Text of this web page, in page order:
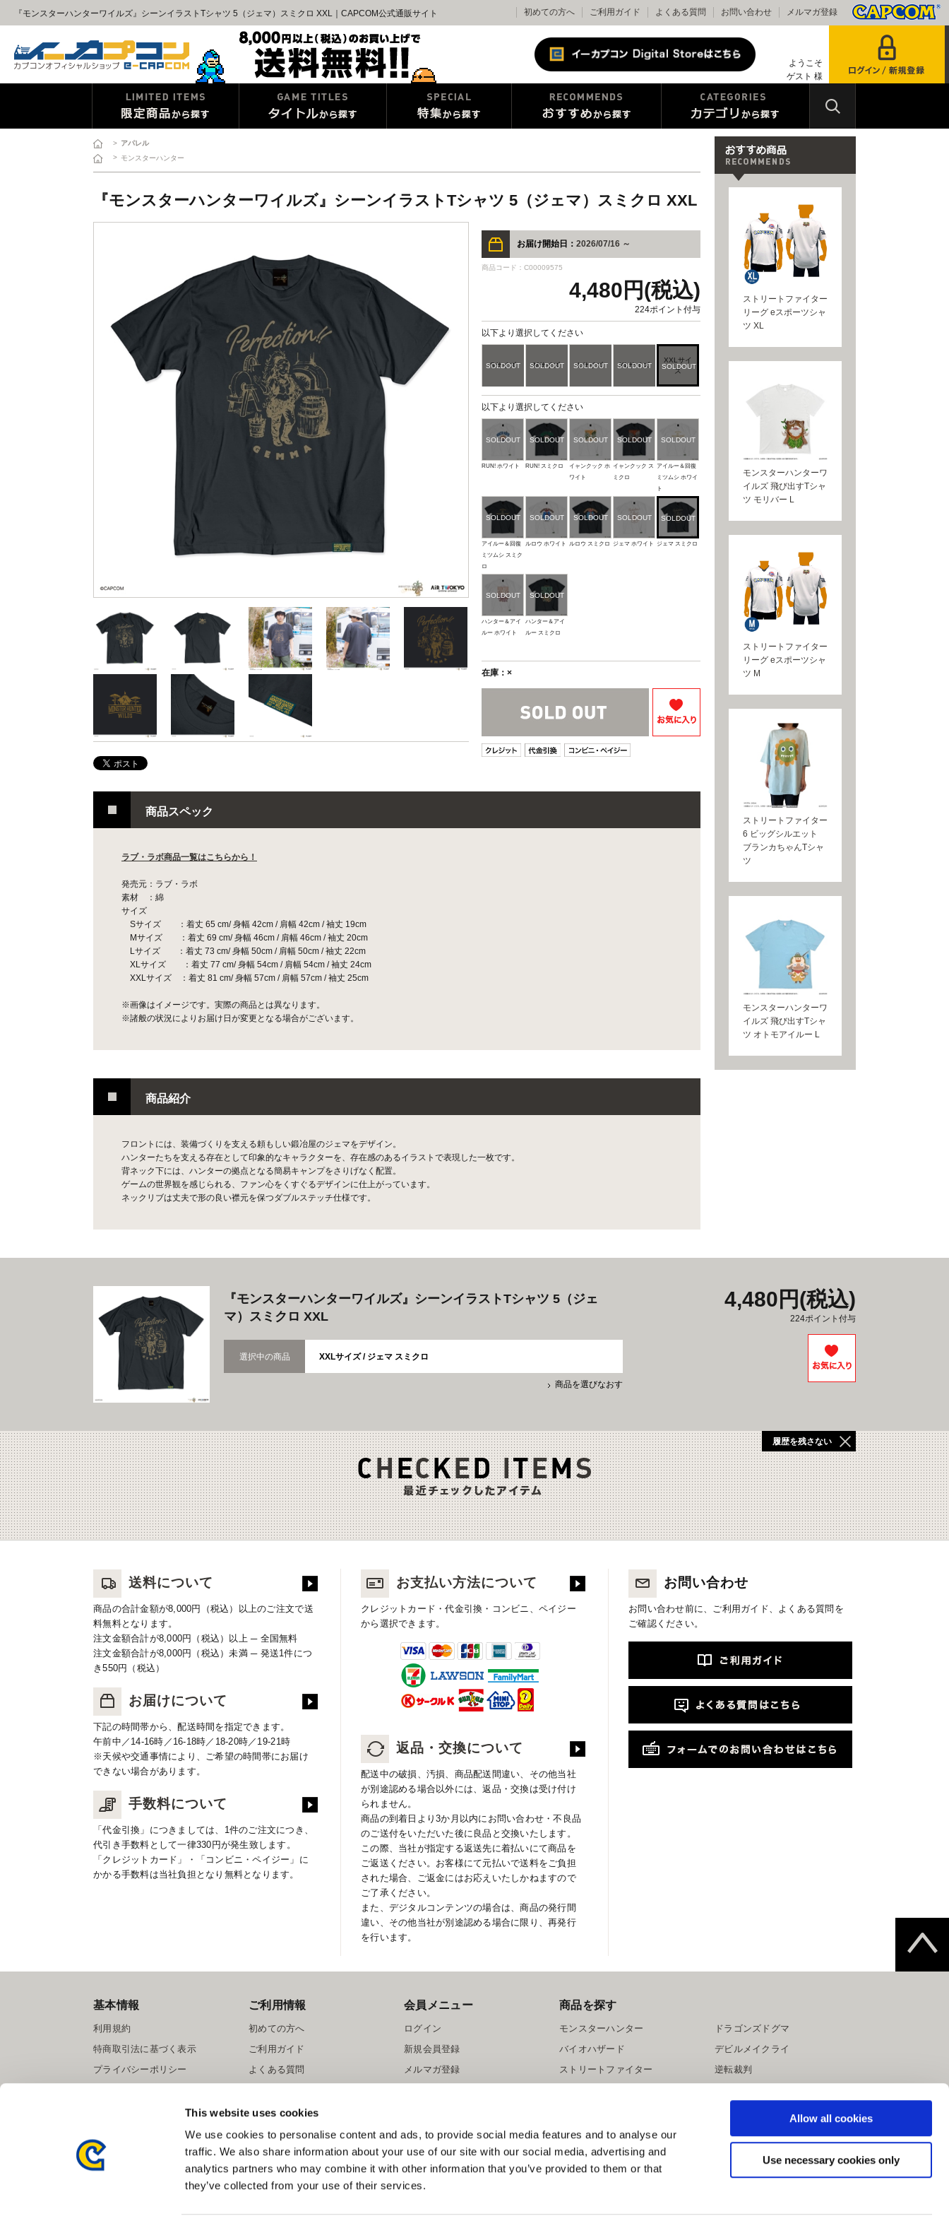
This website uses cookies
We use cookies to personalise content and ads, to provide social media features and to analyse our
traffic. We also share information about your use of our site with our social media, advertising and
analytics partners who may combine it with other information that you’ve provided to them or that
they’ve collected from your use of their services.
Allow all cookies
Use necessary cookies only
『モンスターハンターワイルズ』シーンイラストTシャツ 5（ジェマ）スミクロ XXL｜CAPCOM公式通販サイト 初めての方へ ご利用ガイド よくある質問 お問い合わせ メルマガ登録
ようこそ
ゲスト 様
> アパレル
> モンスターハンター
『モンスターハンターワイルズ』シーンイラストTシャツ 5（ジェマ）スミクロ XXL
お届け開始日： 2026/07/16 ～
商品コード：C00009575
4,480円(税込)
224ポイント付与
以下より選択してください
Sサイズ Mサイズ Lサイズ XLサイズ
XXLサイ
ズ
以下より選択してください
RUN! ホワイト RUN! スミクロ
イャンクック ホ
ワイト
イャンクック ス
ミクロ
アイルー＆回復
ミツムシ ホワイ
ト
アイルー＆回復
ミツムシ スミク
ロ
ルロウ ホワイト ルロウ スミクロ ジェマ ホワイト ジェマ スミクロ
ハンター＆アイ
ルー ホワイト
ハンター＆アイ
ルー スミクロ
在庫：×
商品スペック
ラブ・ラボ商品一覧はこちらから！
発売元：ラブ・ラボ
素材 ：綿
サイズ
Sサイズ ：着丈 65 cm/ 身幅 42cm / 肩幅 42cm / 袖丈 19cm
Mサイズ ：着丈 69 cm/ 身幅 46cm / 肩幅 46cm / 袖丈 20cm
Lサイズ ：着丈 73 cm/ 身幅 50cm / 肩幅 50cm / 袖丈 22cm
XLサイズ ：着丈 77 cm/ 身幅 54cm / 肩幅 54cm / 袖丈 24cm
XXLサイズ ：着丈 81 cm/ 身幅 57cm / 肩幅 57cm / 袖丈 25cm
※画像はイメージです。実際の商品とは異なります。
※諸般の状況によりお届け日が変更となる場合がございます。
商品紹介
フロントには、装備づくりを支える頼もしい鍛冶屋のジェマをデザイン。
ハンターたちを支える存在として印象的なキャラクターを、存在感のあるイラストで表現した一枚です。
背ネック下には、ハンターの拠点となる簡易キャンプをさりげなく配置。
ゲームの世界観を感じられる、ファン心をくすぐるデザインに仕上がっています。
ネックリブは丈夫で形の良い襟元を保つダブルステッチ仕様です。
ストリートファイター
リーグ eスポーツシャ
ツ XL
モンスターハンターワ
イルズ 飛び出すTシャ
ツ モリバー L
ストリートファイター
リーグ eスポーツシャ
ツ M
ストリートファイター
6 ビッグシルエット
ブランカちゃんTシャ
ツ
モンスターハンターワ
イルズ 飛び出すTシャ
ツ オトモアイルー L
『モンスターハンターワイルズ』シーンイラストTシャツ 5（ジェ
マ）スミクロ XXL
選択中の商品 XXLサイズ / ジェマ スミクロ
商品を選びなおす
4,480円(税込)
224ポイント付与
履歴を残さない
送料について
商品の合計金額が8,000円（税込）以上のご注文で送
料無料となります。
注文金額合計が8,000円（税込）以上 ─ 全国無料
注文金額合計が8,000円（税込）未満 ─ 発送1件につ
き550円（税込）
お届けについて
下記の時間帯から、配送時間を指定できます。
午前中／14-16時／16-18時／18-20時／19-21時
※天候や交通事情により、ご希望の時間帯にお届け
できない場合があります。
手数料について
「代金引換」につきましては、1件のご注文につき、
代引き手数料として一律330円が発生致します。
「クレジットカード」・「コンビニ・ペイジー」に
かかる手数料は当社負担となり無料となります。
お支払い方法について
クレジットカード・代金引換・コンビニ、ペイジー
から選択できます。
返品・交換について
配送中の破損、汚損、商品配送間違い、その他当社
が別途認める場合以外には、返品・交換は受け付け
られません。
商品の到着日より3か月以内にお問い合わせ・不良品
のご送付をいただいた後に良品と交換いたします。
この際、当社が指定する返送先に着払いにて商品を
ご返送ください。お客様にて元払いで送料をご負担
された場合、ご返金にはお応えいたしかねますので
ご了承ください。
また、デジタルコンテンツの場合は、商品の発行間
違い、その他当社が別途認める場合に限り、再発行
を行います。
お問い合わせ
お問い合わせ前に、ご利用ガイド、よくある質問を
ご確認ください。
基本情報
利用規約
特商取引法に基づく表示
プライバシーポリシー
ご利用情報
初めての方へ
ご利用ガイド
よくある質問
提携サイト募集
会員メニュー
ログイン
新規会員登録
メルマガ登録
商品を探す
モンスターハンター
バイオハザード
ストリートファイター
ドラゴンズドグマ
デビルメイクライ
逆転裁判
スマートフォン版を表示する